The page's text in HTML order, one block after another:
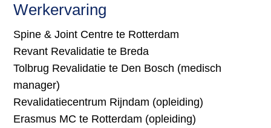
Werkervaring
Spine & Joint Centre te Rotterdam
Revant Revalidatie te Breda
Tolbrug Revalidatie te Den Bosch (medisch
manager)
Revalidatiecentrum Rijndam (opleiding)
Erasmus MC te Rotterdam (opleiding)